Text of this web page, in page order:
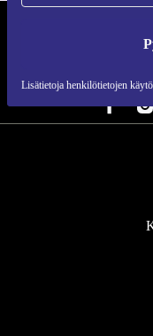
Lisätietoja henkilötietojen